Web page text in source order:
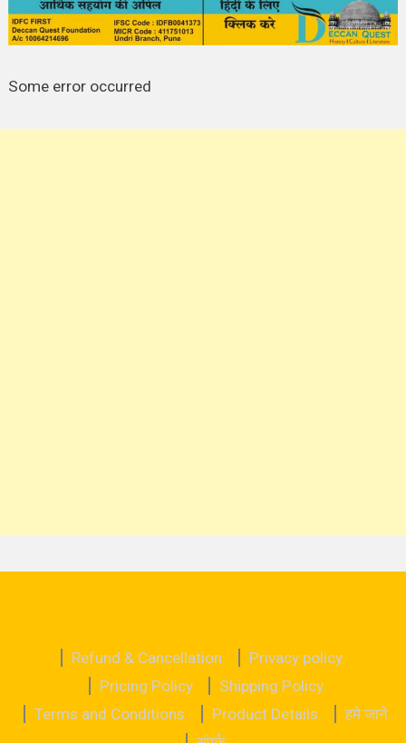
Some error occurred
Refund & Cancellation.
Privacy policy.
Pricing Policy.
Shipping Policy.
Terms and Conditions.
Product Details.
हमे जाने.